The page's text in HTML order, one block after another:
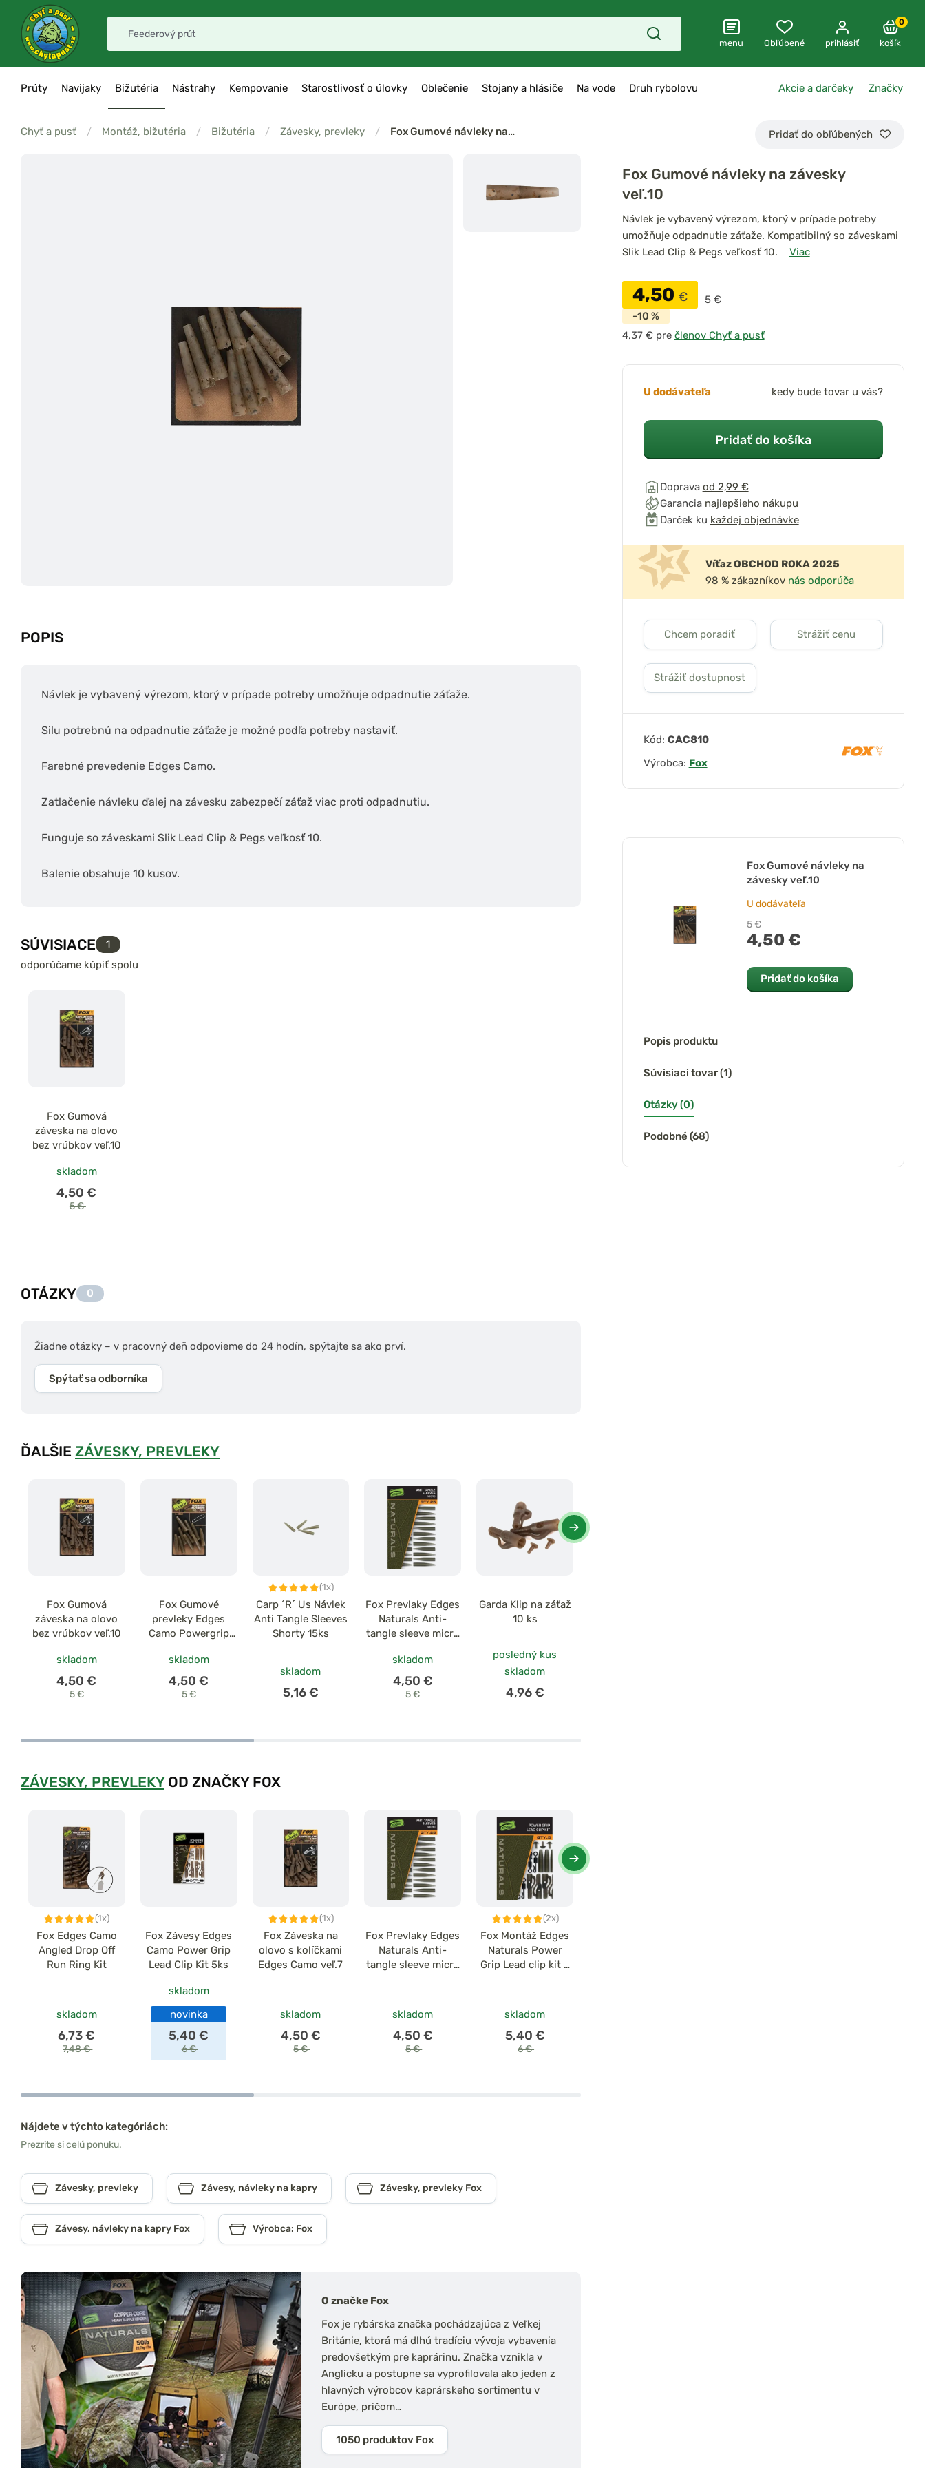
menu Obľúbené prihlásiť
0
košík
Prúty Navijaky Bižutéria Nástrahy Kempovanie Starostlivosť o úlovky Oblečenie Stojany a hlásiče Na vode Druh rybolovu Akcie a darčeky Značky
Chyť a pusť / Montáž, bižutéria / Bižutéria / Závesky, prevleky / Fox Gumové návleky na… Pridať do obľúbených
POPIS
Návlek je vybavený výrezom, ktorý v prípade potreby umožňuje odpadnutie záťaže.
Silu potrebnú na odpadnutie záťaže je možné podľa potreby nastaviť.
Farebné prevedenie Edges Camo.
Zatlačenie návleku ďalej na závesku zabezpečí záťaž viac proti odpadnutiu.
Funguje so záveskami Slik Lead Clip & Pegs veľkosť 10.
Balenie obsahuje 10 kusov.
SÚVISIACE
1
odporúčame kúpiť spolu
Fox Gumová
záveska na olovo
bez vrúbkov veľ.10
skladom
4,50 €
5 €
OTÁZKY 0
Žiadne otázky – v pracovný deň odpovieme do 24 hodín, spýtajte sa ako prví.
Spýtať sa odborníka
ĎALŠIE ZÁVESKY, PREVLEKY
Fox Gumová
záveska na olovo
bez vrúbkov veľ.10
skladom
4,50 €
5 €
Fox Gumové
prevleky Edges
Camo Powergrip
skladom
4,50 €
5 €
(1x)
Carp ´R´ Us Návlek
Anti Tangle Sleeves
Shorty 15ks
skladom
5,16 €
Fox Prevlaky Edges
Naturals Anti-
tangle sleeve micro
skladom
4,50 €
5 €
Garda Klip na záťaž
10 ks
posledný kus
skladom
4,96 €
ZÁVESKY, PREVLEKYOD ZNAČKY FOX
(1x)
Fox Edges Camo
Angled Drop Off
Run Ring Kit
skladom
6,73 €
7,48 €
Fox Závesy Edges
Camo Power Grip
Lead Clip Kit 5ks
skladom
novinka
5,40 €
6 €
(1x)
Fox Záveska na
olovo s kolíčkami
Edges Camo veľ.7
skladom
4,50 €
5 €
Fox Prevlaky Edges
Naturals Anti-
tangle sleeve micro
skladom
4,50 €
5 €
(2x)
Fox Montáž Edges
Naturals Power
Grip Lead clip kit x
skladom
5,40 €
6 €
Nájdete v týchto kategóriách:
Prezrite si celú ponuku.
Závesky, prevleky Závesy, návleky na kapry Závesky, prevleky Fox
Závesy, návleky na kapry Fox Výrobca: Fox
O značke Fox
Fox je rybárska značka pochádzajúca z Veľkej
Británie, ktorá má dlhú tradíciu vývoja vybavenia
predovšetkým pre kaprárinu. Značka vznikla v
Anglicku a postupne sa vyprofilovala ako jeden z
hlavných výrobcov kaprárskeho sortimentu v
Európe, pričom…
1050 produktov Fox
Fox Gumové návleky na závesky
veľ.10
Návlek je vybavený výrezom, ktorý v prípade potreby
umožňuje odpadnutie záťaže. Kompatibilný so záveskami
Slik Lead Clip & Pegs veľkosť 10.
Viac
4,50 €
5 €
-10 %
pre členov Chyť a pusť
U dodávateľa kedy bude tovar u vás?
Pridať do košíka
Doprava od 2,99 €
Garancia najlepšieho nákupu
Darček ku každej objednávke
Víťaz OBCHOD ROKA 2025
98 % zákazníkov nás odporúča
Chcem poradiť Strážiť cenu
Strážiť dostupnost
Kód: CAC810
Výrobca: Fox
Fox Gumové návleky na
závesky veľ.10
U dodávateľa
5 €
4,50 €
Pridať do košíka
Popis produktu
Súvisiaci tovar (1)
Otázky (0)
Podobné (68)